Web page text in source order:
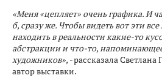
«Меня «цепляет» очень графика. И
б, сразу же. Чтобы видеть вот эти
находить в реальности какие-то
абстракции и что-то,
художников», -рассказала
автор выставки.